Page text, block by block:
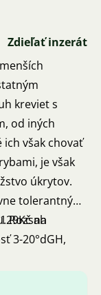
Zdieľať inzerát
kreviet s
od iných
ich však chovať
je však
úkrytov.
tolerantným
Rozsah
3-20°dGH,
stresu pri
na